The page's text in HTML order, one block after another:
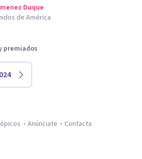
Duque
de América
premiados
Anúnciate Contacta